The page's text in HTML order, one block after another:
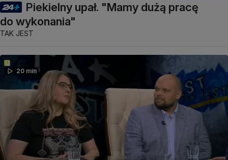
Piekielny upał. "Mamy dużą pracę
do wykonania"
TAK JEST
20 min